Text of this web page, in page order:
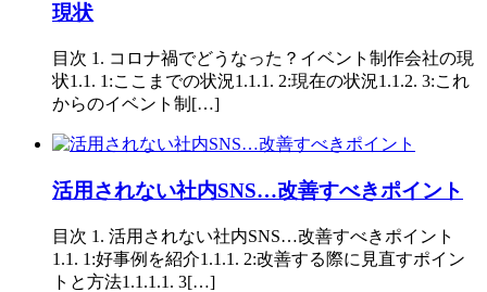
現状
目次 1. コロナ禍でどうなった？イベント制作会社の現
状1.1. 1:ここまでの状況1.1.1. 2:現在の状況1.1.2. 3:これ
からのイベント制[…]
活用されない社内SNS…改善すべきポイント
目次 1. 活用されない社内SNS…改善すべきポイント
1.1. 1:好事例を紹介1.1.1. 2:改善する際に見直すポイン
トと方法1.1.1.1. 3[…]